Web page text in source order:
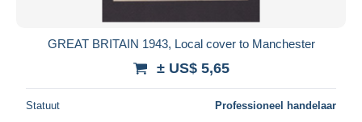
GREAT BRITAIN 1943, Local cover to Manchester
± US$ 5,65
Statuut Professioneel handelaar